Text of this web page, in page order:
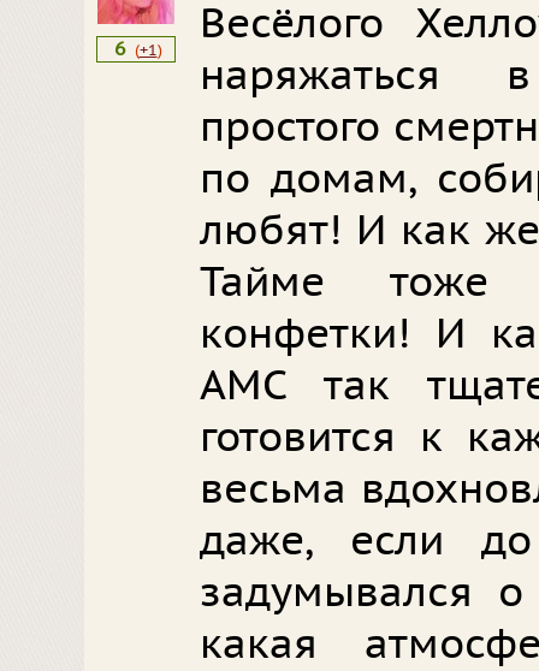
6 (+1)
Весёлого
наряжаться
простого
по домам,
любят! И как же
Тайме тоже
конфетки! И
АМС так
готовится к
весьма
даже, если
задумывался о
какая